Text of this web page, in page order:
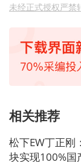
未经正式授权严禁
相关推荐
松下EW丁正刚
块实现100%国